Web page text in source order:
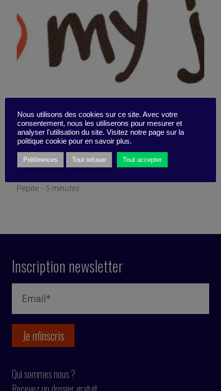
Vous récoltez ce que vous
semez…
Pépite - 5 minutes
Inscription newsletter
Qui sommes nous ?
Nous utilisons des cookies sur ce site. Avec votre
consentement, nous les utiliserons pour mesurer et
analyser l'utilisation du site. Visitez notre page sur la
politique cookie pour en savoir plus.
Préférences Tout refuser Tout accepter